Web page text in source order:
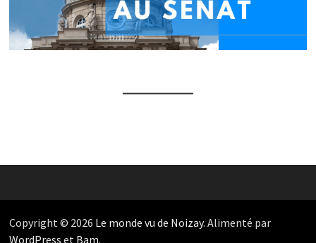
Copyright © 2026 Le monde vu de Noizay. Alimenté par
WordPress et Bam.